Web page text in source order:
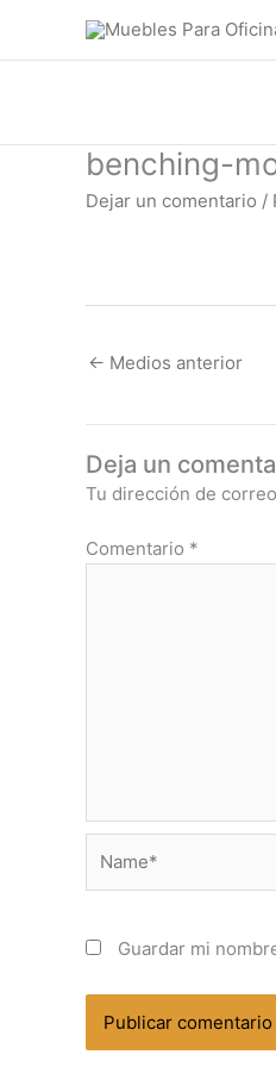
benching-
Dejar un comentario /
← Medios anterior
Deja un
Tu dirección de
Comentario *
Guardar mi